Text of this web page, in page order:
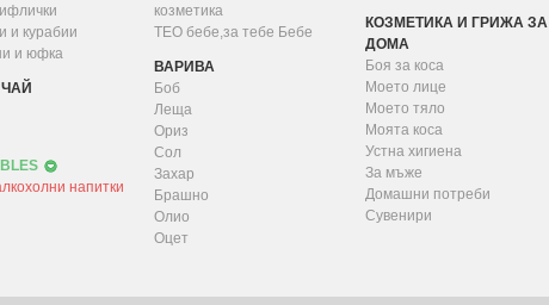
и курабии
и юфка
напитки
козметика
ТЕО бебе,за тебе Бебе
ВАРИВА
Боб
Леща
Ориз
Сол
Захар
Брашно
Олио
Оцет
КОЗМЕТИКА И ГРИЖА ЗА
ДОМА
Боя за коса
Моето лице
Моето тяло
Моята коса
Устна хигиена
За мъже
Домашни потреби
Сувенири